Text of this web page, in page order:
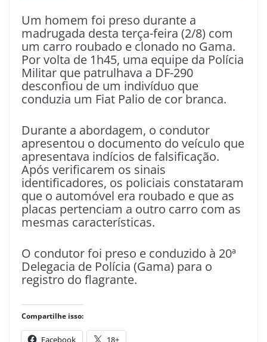
Um homem foi preso durante a
madrugada desta terça-feira (2/8) com
um carro roubado e clonado no Gama.
Por volta de 1h45, uma equipe da Polícia
Militar que patrulhava a DF-290
desconfiou de um indivíduo que
conduzia um Fiat Palio de cor branca.
Durante a abordagem, o condutor
apresentou o documento do veículo que
apresentava indícios de falsificação.
Após verificarem os sinais
identificadores, os policiais constataram
que o automóvel era roubado e que as
placas pertenciam a outro carro com as
mesmas características.
O condutor foi preso e conduzido à 20ª
Delegacia de Polícia (Gama) para o
registro do flagrante.
Compartilhe isso:
Facebook 18+